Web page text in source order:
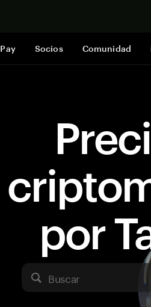
Pay Socios Comunidad
por
Buscar